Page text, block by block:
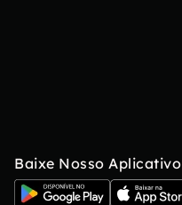
Baixe Nosso Aplicativo